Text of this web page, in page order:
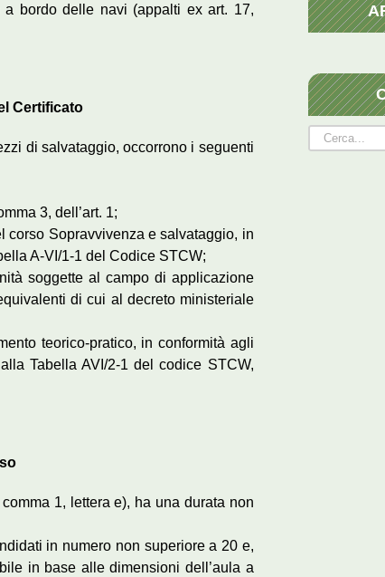
bordo delle navi (appalti ex art. 17,
Certificato
di salvataggio, occorrono i seguenti
3, dell’art. 1;
corso Sopravvivenza e salvataggio, in
A-VI/1-1 del Codice STCW;
soggette al campo di applicazione
di cui al decreto ministeriale
teorico-pratico, in conformità agli
Tabella AVI/2-1 del codice STCW,
1, lettera e), ha una durata non
in numero non superiore a 20 e,
in base alle dimensioni dell’aula a
Cerca
per: